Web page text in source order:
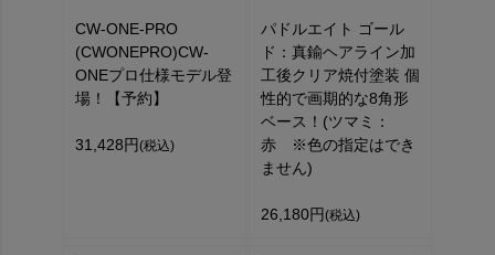
CW-ONE-PRO
(CWONEPRO)CW-
ONEプロ仕様モデル登
場！【予約】
31,428円 (税込)
パドルエイト ゴール
ド：真鍮ヘアライン加
工後クリア焼付塗装 個
性的で画期的な8角形
ベース！(ツマミ：
赤 ※色の指定はでき
ません)
26,180円 (税込)